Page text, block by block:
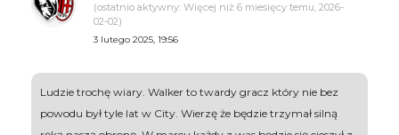
(ostatnio aktywny: Więcej niż 6 miesięcy temu, 2026-
02-02)
3 lutego 2025, 19:56
Ludzie trochę wiary. Walker to twardy gracz który nie bez
powodu był tyle lat w City. Wierzę że będzie trzymał silną